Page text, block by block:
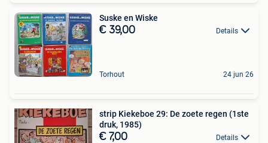
Suske en Wiske
€ 39,00 Details
Torhout 24 jun 26
strip Kiekeboe 29: De zoete regen (1ste
druk, 1985)
€ 7,00 Details